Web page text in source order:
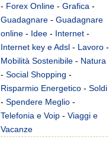
- Forex Online - Grafica -
Guadagnare - Guadagnare
online - Idee - Internet -
Internet key e Adsl - Lavoro -
Mobilità Sostenibile - Natura
- Social Shopping -
Risparmio Energetico - Soldi
- Spendere Meglio -
Telefonia e Voip - Viaggi e
Vacanze